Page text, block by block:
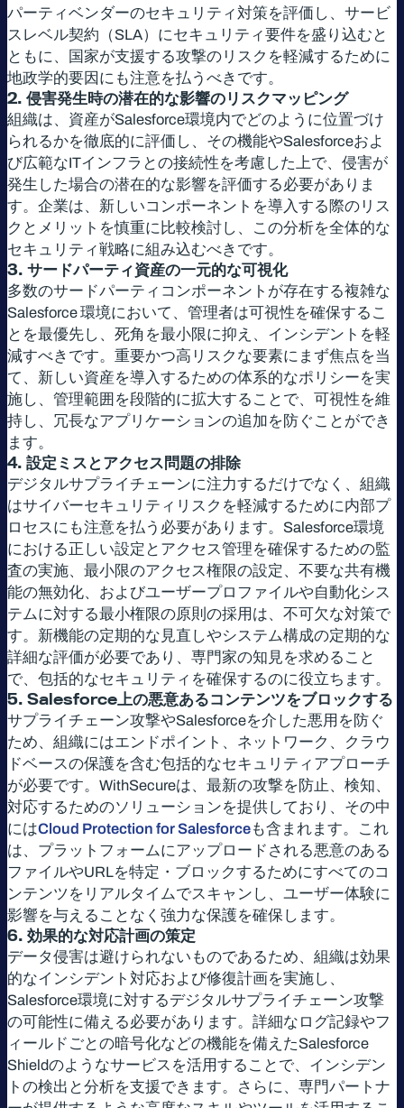
パーティベンダーのセキュリティ対策を評価し、サービ
スレベル契約（SLA）にセキュリティ要件を盛り込むと
ともに、国家が支援する攻撃のリスクを軽減するために
地政学的要因にも注意を払うべきです。
2. 侵害発生時の潜在的な影響のリスクマッピング
組織は、資産がSalesforce環境内でどのように位置づけ
られるかを徹底的に評価し、その機能やSalesforceおよ
び広範なITインフラとの接続性を考慮した上で、侵害が
発生した場合の潜在的な影響を評価する必要がありま
す。企業は、新しいコンポーネントを導入する際のリス
クとメリットを慎重に比較検討し、この分析を全体的な
セキュリティ戦略に組み込むべきです。
3. サードパーティ資産の一元的な可視化
多数のサードパーティコンポーネントが存在する複雑な
Salesforce 環境において、管理者は可視性を確保するこ
とを最優先し、死角を最小限に抑え、インシデントを軽
減すべきです。重要かつ高リスクな要素にまず焦点を当
て、新しい資産を導入するための体系的なポリシーを実
施し、管理範囲を段階的に拡大することで、可視性を維
持し、冗長なアプリケーションの追加を防ぐことができ
ます。
4. 設定ミスとアクセス問題の排除
デジタルサプライチェーンに注力するだけでなく、組織
はサイバーセキュリティリスクを軽減するために内部プ
ロセスにも注意を払う必要があります。Salesforce環境
における正しい設定とアクセス管理を確保するための監
査の実施、最小限のアクセス権限の設定、不要な共有機
能の無効化、およびユーザープロファイルや自動化シス
テムに対する最小権限の原則の採用は、不可欠な対策で
す。新機能の定期的な見直しやシステム構成の定期的な
詳細な評価が必要であり、専門家の知見を求めること
で、包括的なセキュリティを確保するのに役立ちます。
5. Salesforce 上の悪意あるコンテンツをブロックする
サプライチェーン攻撃やSalesforceを介した悪用を防ぐ
ため、組織にはエンドポイント、ネットワーク、クラウ
ドベースの保護を含む包括的なセキュリティアプローチ
が必要です。WithSecureは、最新の攻撃を防止、検知、
対応するためのソリューションを提供しており、その中
にはCloud Protection for Salesforceも含まれます。これ
は、プラットフォームにアップロードされる悪意のある
ファイルやURLを特定・ブロックするためにすべてのコ
ンテンツをリアルタイムでスキャンし、ユーザー体験に
影響を与えることなく強力な保護を確保します。
6. 効果的な対応計画の策定
データ侵害は避けられないものであるため、組織は効果
的なインシデント対応および修復計画を実施し、
Salesforce環境に対するデジタルサプライチェーン攻撃
の可能性に備える必要があります。詳細なログ記録やフ
ィールドごとの暗号化などの機能を備えたSalesforce
Shieldのようなサービスを活用することで、インシデン
トの検出と分析を支援できます。さらに、専門パートナ